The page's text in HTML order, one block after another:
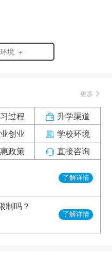
境 +
更多
过程
创业
升学渠道
学校环境
政策
直接咨询
了解详情
制吗？
了解详情